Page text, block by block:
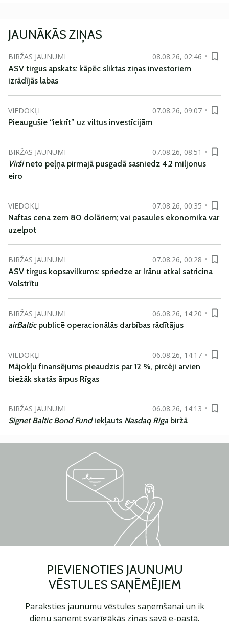
JAUNĀKĀS ZIŅAS
BIRŽAS JAUNUMI
08.08.26, 02:46
ASV tirgus apskats: kāpēc sliktas ziņas investoriem
izrādījās labas
VIEDOKĻI
07.08.26, 09:07
Pieaugušie “iekrīt” uz viltus investīcijām
BIRŽAS JAUNUMI
07.08.26, 08:51
Viršineto peļņa pirmajā pusgadā sasniedz 4,2 miljonus
eiro
VIEDOKĻI
07.08.26, 00:35
Naftas cena zem 80 dolāriem; vai pasaules ekonomika var
uzelpot
BIRŽAS JAUNUMI
07.08.26, 00:28
ASV tirgus kopsavilkums: spriedze ar Irānu atkal satricina
Volstrītu
BIRŽAS JAUNUMI
06.08.26, 14:20
airBalticpublicē operacionālās darbības rādītājus
VIEDOKĻI
06.08.26, 14:17
Mājokļu finansējums pieaudzis par 12 %, pircēji arvien
biežāk skatās ārpus Rīgas
BIRŽAS JAUNUMI
06.08.26, 14:13
Signet Baltic Bond Fundiekļauts Nasdaq Riga biržā
PIEVIENOTIES JAUNUMU
VĒSTULES SAŅĒMĒJIEM
Paraksties jaunumu vēstules saņemšanai un ik
dienu saņemt svarīgākās ziņas savā e-pastā.